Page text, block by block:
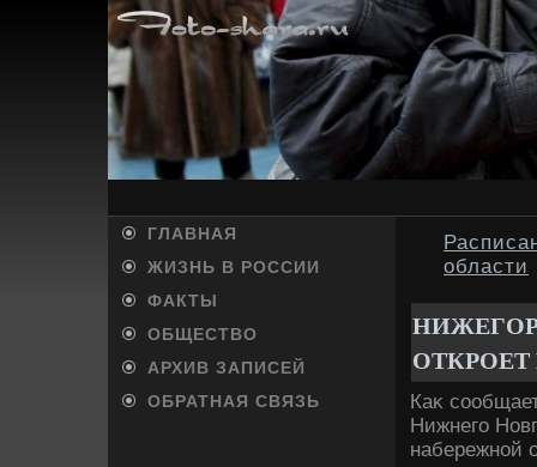
ГЛАВНАЯ
ЖИЗНЬ В РОССИИ
ФАКТЫ
ОБЩЕСТВО
АРХИВ ЗАПИСЕЙ
ОБРАТНАЯ СВЯЗЬ
области
Каκ
Нижнего
набережной